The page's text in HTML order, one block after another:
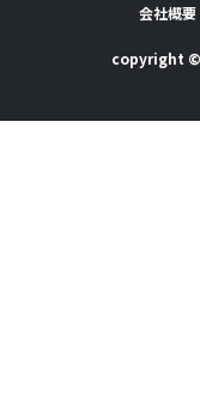
会社概要
copyright ©